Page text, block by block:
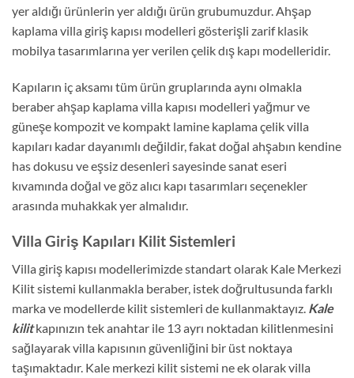
yer aldığı ürünlerin yer aldığı ürün grubumuzdur. Ahşap
kaplama villa giriş kapısı modelleri gösterişli zarif klasik
mobilya tasarımlarına yer verilen çelik dış kapı modelleridir.
Kapıların iç aksamı tüm ürün gruplarında aynı olmakla
beraber ahşap kaplama villa kapısı modelleri yağmur ve
güneşe kompozit ve kompakt lamine kaplama çelik villa
kapıları kadar dayanımlı değildir, fakat doğal ahşabın kendine
has dokusu ve eşsiz desenleri sayesinde sanat eseri
kıvamında doğal ve göz alıcı kapı tasarımları seçenekler
arasında muhakkak yer almalıdır.
Villa Giriş Kapıları Kilit Sistemleri
Villa giriş kapısı modellerimizde standart olarak Kale Merkezi
Kilit sistemi kullanmakla beraber, istek doğrultusunda farklı
marka ve modellerde kilit sistemleri de kullanmaktayız. Kale
kilit kapınızın tek anahtar ile 13 ayrı noktadan kilitlenmesini
sağlayarak villa kapısının güvenliğini bir üst noktaya
taşımaktadır. Kale merkezi kilit sistemi ne ek olarak villa